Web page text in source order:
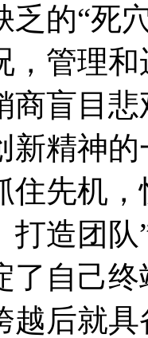
乏的“死
，管理
商盲目
新精神
住先机
打造团
了自己
越后就